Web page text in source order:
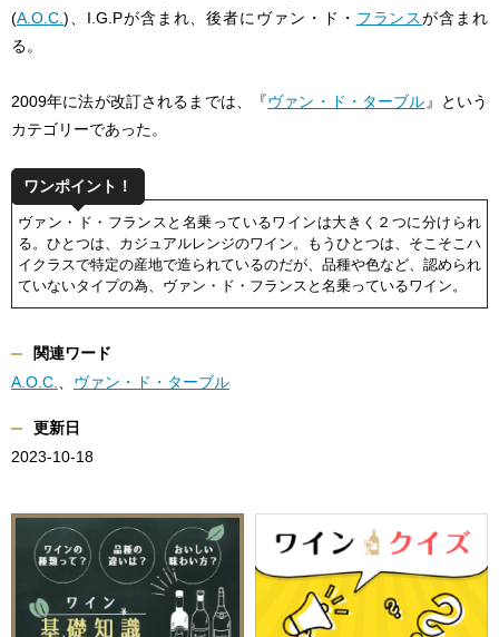
(A.O.C. )、I.G.Pが含まれ、後者にヴァン・ド・ フランスが含まれ
る。
2009年に法が改訂されるまでは、『ヴァン・ド・ターブル 』という
カテゴリーであった。
ワンポイント！
ヴァン・ド・フランスと名乗っているワインは大きく２つに分けられ
る。ひとつは、カジュアルレンジのワイン。もうひとつは、そこそこハ
イクラスで特定の産地で造られているのだが、品種や色など、認められ
ていないタイプの為、ヴァン・ド・フランスと名乗っているワイン。
関連ワード
A.O.C.
ヴァン・ド・ターブル
更新日
2023-10-18